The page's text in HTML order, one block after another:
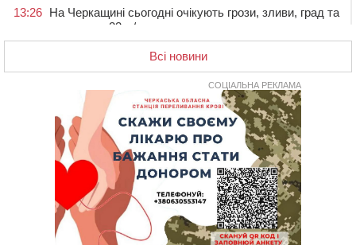
13:26 На Черкащині сьогодні очікують грози, зливи, град та
шквали до 22 м/с
Внаслідок падіння вертольота загинув 28-річний
У центрі Черкас не поділили дорогу водії двох ВАЗів
У Черкасах до середини серпня обмежать рух
транспорту на трьох вулицях
На Черкащині кількість укриттів збільшилась
уп’ятеро з початку повномасштабної війни
У Черкасах водій Audi Q5 спричинив аварію, не
пропустивши інший кросовер
“Черкасиводоканал” пропонує підвищити
Всі новини
СОЦІАЛЬНА РЕКЛАМА